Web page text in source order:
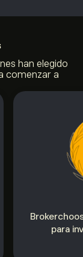
han elegido
comenzar a
para